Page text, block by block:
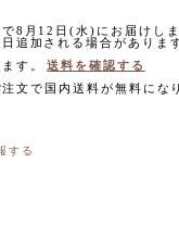
8月12日(水)にお届けし
追加される場合がありま
す。
送料を確認する
文で国内送料が無料にな
する